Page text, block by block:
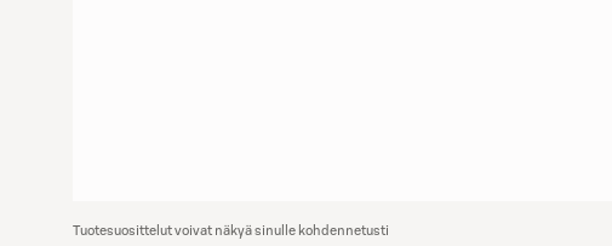
Tuotesuosittelut voivat näkyä sinulle kohdennetusti